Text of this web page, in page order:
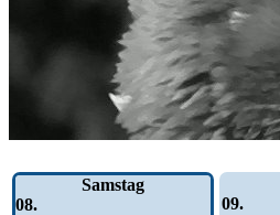
Samstag
08.
09.